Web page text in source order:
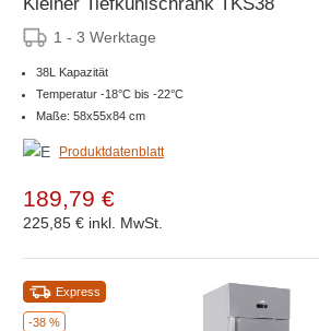
1 - 3 Werktage
38L Kapazität
Temperatur -18°C bis -22°C
Maße: 58x55x84 cm
Produktdatenblatt
189,79 €
225,85 € inkl. MwSt.
-38 %
Express